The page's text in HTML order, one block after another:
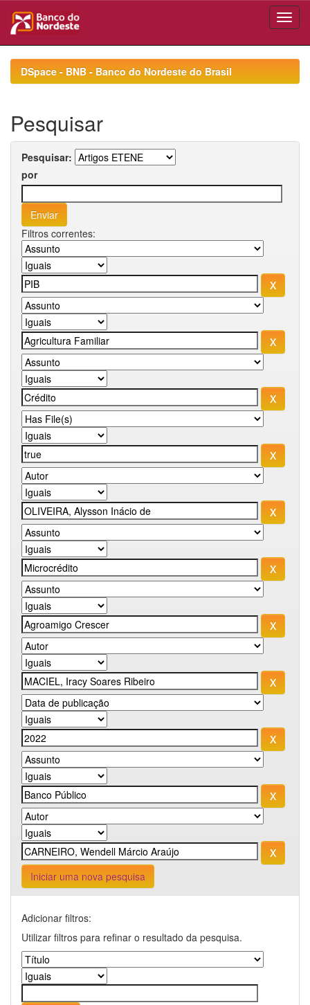
navigationDSpace - BNB - Banco do Nordeste do Brasil
Pesquisar
Pesquisar:
por
Filtros correntes:
Iniciar uma nova pesquisa
Adicionar filtros:
Utilizar filtros para refinar o resultado da pesquisa.